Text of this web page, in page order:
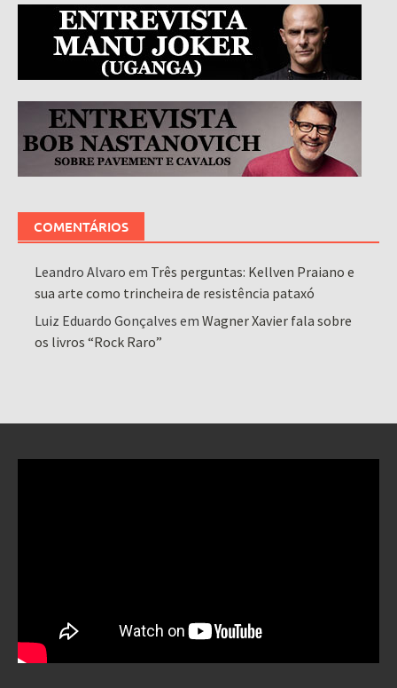
COMENTÁRIOS
Leandro Alvaro em Três perguntas: Kellven Praiano e
sua arte como trincheira de resistência pataxó
Luiz Eduardo Gonçalves emWagner Xavier fala sobre
os livros “Rock Raro”